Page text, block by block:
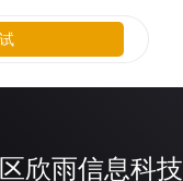
欣雨信息科